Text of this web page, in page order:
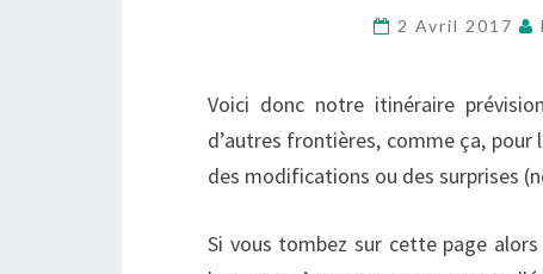
2 Avril 2017
Voici donc notre itinéraire
d’autres frontières, comme ça,
des modifications ou des surprises
Si vous tombez sur cette page